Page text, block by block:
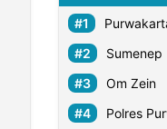
Sumenep
Om Zein
Polres